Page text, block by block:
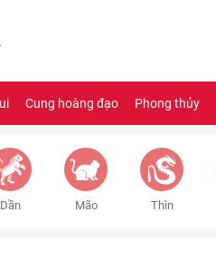
Cung hoàng đạo Phong thủy
Dần Mão Thìn